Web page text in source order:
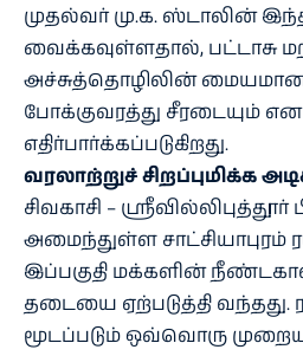
முதல்வர் மு.க. ஸ்டாலின்
வைக்கவுள்ளதால், பட்டாசு
அச்சுத்தொழிலின் மையமான
போக்குவரத்து சீரடையும் என
எதிர்பார்க்கப்படுகிறது.
வரலாற்றுச் சிறப்புமிக்க
சிவகாசி –
அமைந்துள்ள சாட்சியாபுரம்
இப்பகுதி மக்களின்
தடையை ஏற்படுத்தி வந்தது.
மூடப்படும் ஒவ்வொரு